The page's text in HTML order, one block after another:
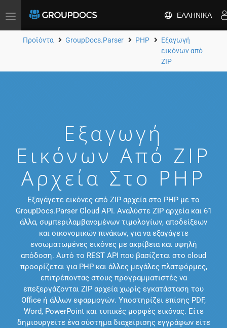
Toggle
ΕΛΛΗΝΙΚΆ
Προϊόντα GroupDocs.Parser PHP
Εξαγωγή
εικόνων από
ZIP
Εξαγωγή
Εικόνων Από ZIP
Αρχεία Στο PHP
Εξαγάγετε εικόνες από ZIP αρχεία στο PHP με το
GroupDocs.Parser Cloud API. Αναλύστε ZIP αρχεία και 61
άλλα, συμπεριλαμβανομένων τιμολογίων, αποδείξεων
και οικονομικών πινάκων, για να εξαγάγετε
ενσωματωμένες εικόνες με ακρίβεια και υψηλή
απόδοση. Αυτό το REST API που βασίζεται στο cloud
προορίζεται για PHP και άλλες μεγάλες πλατφόρμες,
επιτρέποντας στους προγραμματιστές να
επεξεργάζονται ZIP αρχεία χωρίς εγκατάσταση του
Office ή άλλων εφαρμογών. Υποστηρίζει επίσης PDF,
Word, PowerPoint και τυπικές μορφές εικόνας. Είτε
δημιουργείτε ένα σύστημα διαχείρισης εγγράφων είτε